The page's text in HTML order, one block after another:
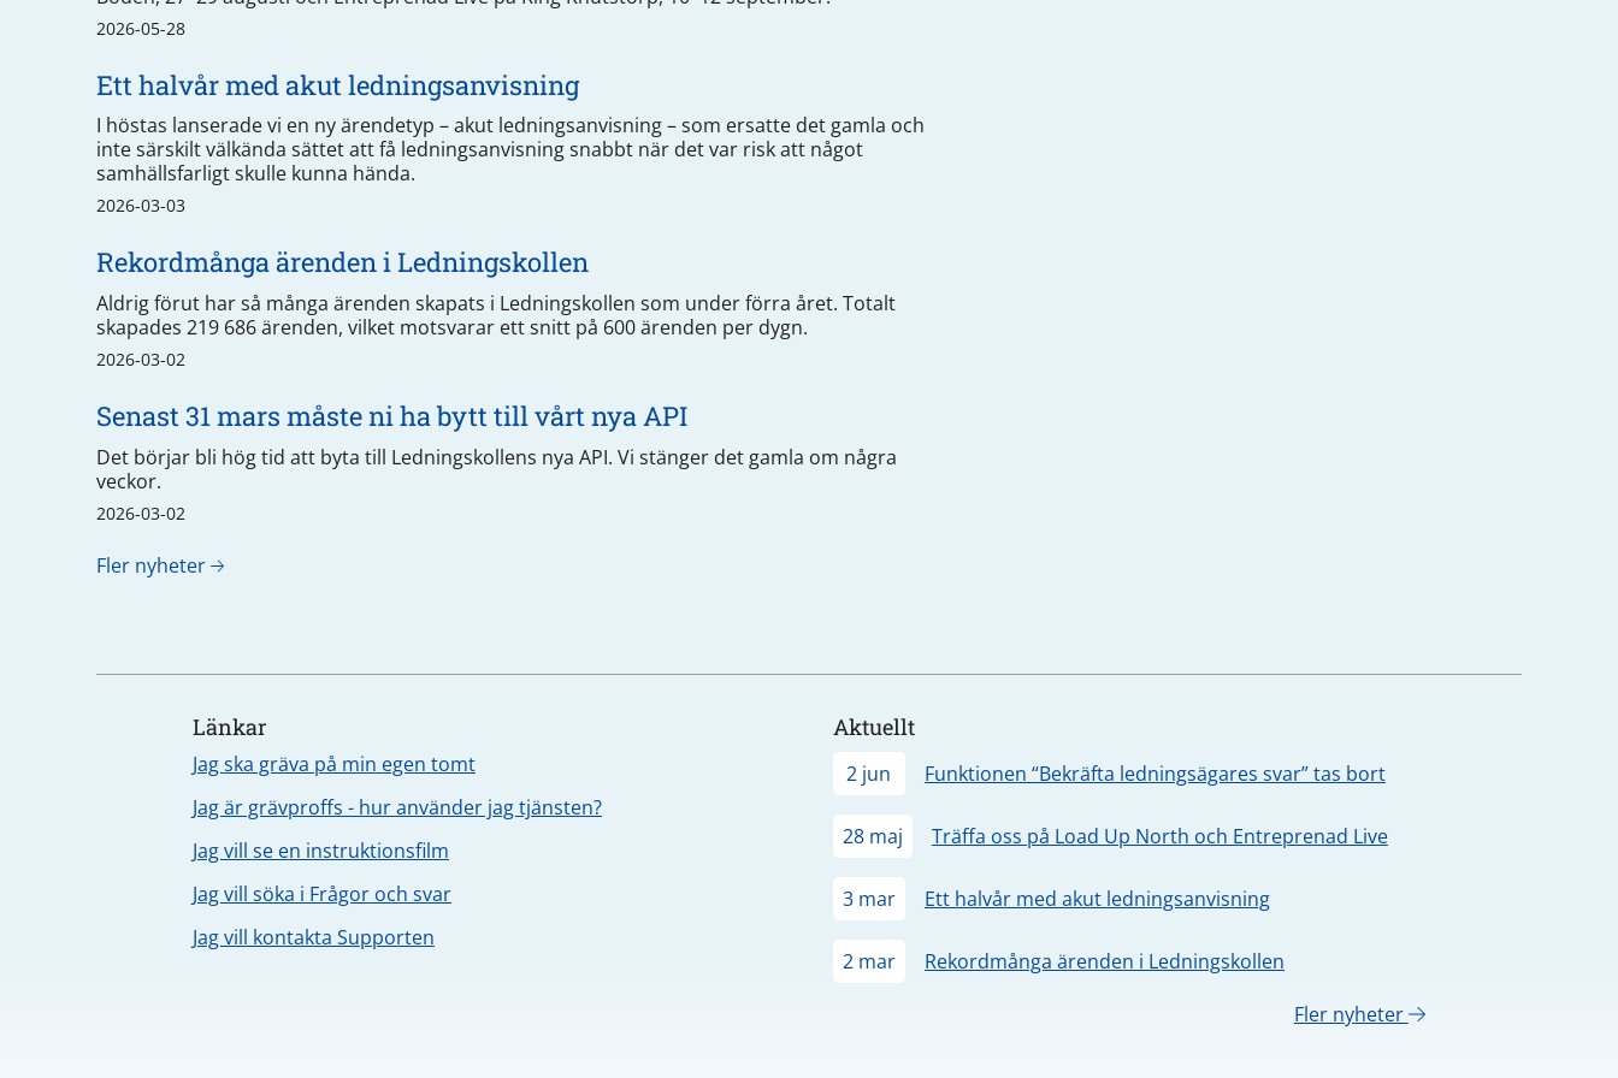
2026-05-28
Ett halvår med akut ledningsanvisning
I höstas lanserade vi en ny ärendetyp – akut ledningsanvisning – som ersatte det gamla och
inte särskilt välkända sättet att få ledningsanvisning snabbt när det var risk att något
samhällsfarligt skulle kunna hända.
2026-03-03
Rekordmånga ärenden i Ledningskollen
Aldrig förut har så många ärenden skapats i Ledningskollen som under förra året. Totalt
skapades 219 686 ärenden, vilket motsvarar ett snitt på 600 ärenden per dygn.
2026-03-02
Senast 31 mars måste ni ha bytt till vårt nya API
Det börjar bli hög tid att byta till Ledningskollens nya API. Vi stänger det gamla om några
veckor.
2026-03-02
Fler nyheter
Länkar
Jag ska gräva på min egen tomt
Jag är grävproffs - hur använder jag tjänsten?
Jag vill se en instruktionsfilm
Jag vill söka i Frågor och svar
Jag vill kontakta Supporten
Aktuellt
2 jun Funktionen “Bekräfta ledningsägares svar” tas bort
28 maj Träffa oss på Load Up North och Entreprenad Live
3 mar Ett halvår med akut ledningsanvisning
2 mar
Rekordmånga ärenden i Ledningskollen
Fler nyheter